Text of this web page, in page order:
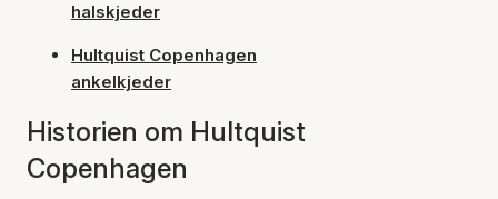
halskjeder
Hultquist Copenhagen
ankelkjeder
Historien om Hultquist
Copenhagen